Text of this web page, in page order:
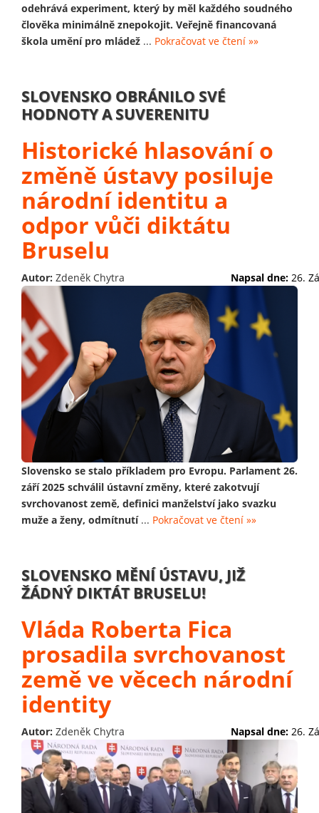
odehrává experiment, který by měl každého soudného
člověka minimálně znepokojit. Veřejně financovaná
škola umění pro mládež ... Pokračovat ve čtení »»
SLOVENSKO OBRÁNILO SVÉ
HODNOTY A SUVERENITU
Historické hlasování o
změně ústavy posiluje
národní identitu a
odpor vůči diktátu
Bruselu
Autor: Zdeněk Chytra Napsal dne: 26.
Slovensko se stalo příkladem pro Evropu. Parlament 26.
září 2025 schválil ústavní změny, které zakotvují
svrchovanost země, definici manželství jako svazku
muže a ženy, odmítnutí... Pokračovat ve čtení »»
SLOVENSKO MĚNÍ ÚSTAVU, JIŽ
ŽÁDNÝ DIKTÁT BRUSELU!
Vláda Roberta Fica
prosadila svrchovanost
země ve věcech národní
identity
Autor: Zdeněk Chytra Napsal dne: 26.